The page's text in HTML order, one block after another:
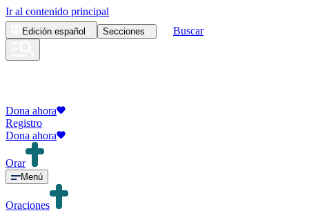
Ir al contenido principal
Edición español Secciones Buscar
Dona ahora
Registro
Dona ahora
Orar
Menú
Oraciones